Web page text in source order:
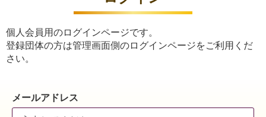
個人会員用のログインページです。
登録団体の方は管理画面側のログインページをご利用くだ
さい。
メールアドレス